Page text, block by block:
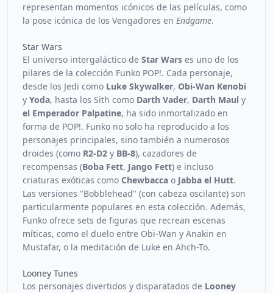
representan momentos icónicos de las películas, como
la pose icónica de los Vengadores en Endgame.
Star Wars
El universo intergaláctico de Star Wars es uno de los
pilares de la colección Funko POP!. Cada personaje,
desde los Jedi como Luke Skywalker, Obi-Wan Kenobi
y Yoda, hasta los Sith como Darth Vader, Darth Maul y
el Emperador Palpatine, ha sido inmortalizado en
forma de POP!. Funko no solo ha reproducido a los
personajes principales, sino también a numerosos
droides (como R2-D2 y BB-8), cazadores de
recompensas (Boba Fett, Jango Fett) e incluso
criaturas exóticas como Chewbacca o Jabba el Hutt.
Las versiones "Bobblehead" (con cabeza oscilante) son
particularmente populares en esta colección. Además,
Funko ofrece sets de figuras que recrean escenas
míticas, como el duelo entre Obi-Wan y Anakin en
Mustafar, o la meditación de Luke en Ahch-To.
Looney Tunes
Los personajes divertidos y disparatados de Looney